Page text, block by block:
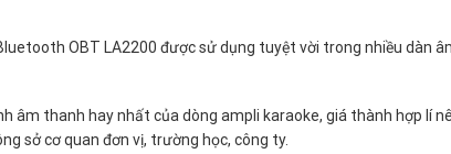
OBT LA2200 được sử dụng tuyệt vời trong nhiều dàn
âm thanh hay nhất của dòng ampli karaoke, giá thành hợp lí
sở cơ quan đơn vị, trường học, công ty.